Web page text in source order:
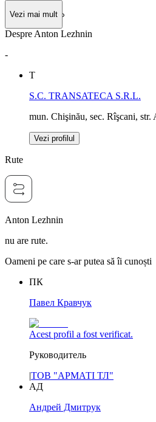
Vezi mai mult
Despre Anton Lezhnin
-
T
S.C. TRANSATECA S.R.L.
mun. Chişinău, sec. Rîşcani,
Vezi profilul
Rute
Anton Lezhnin
nu are rute.
Oameni pe care s-ar putea să îi cunoști
ПК
Павел Кравчук
Acest profil a fost verificat.
Руководитель
|ТОВ "АРМАТІ ТЛ"
АД
Андрей Дмитрук